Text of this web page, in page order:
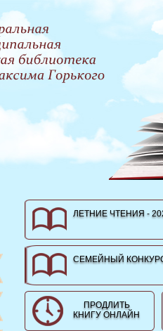
ЛЕТНИЕ ЧТЕНИЯ -
СЕМЕЙНЫЙ
ПРОДЛИТЬ
КНИГУ ОНЛАЙН